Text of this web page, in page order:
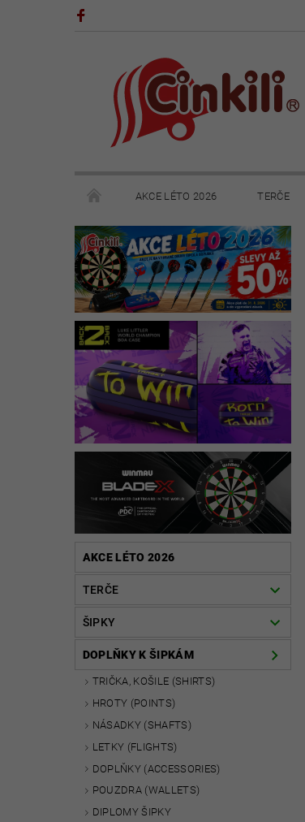
AKCE LÉTO 2026 TERČE
POHÁRY A TROFEJE VÝPRODEJ
KONTAKTY NAPIŠTE NÁM
AKCE LÉTO 2026
TERČE
ŠIPKY
DOPLŇKY K ŠIPKÁM
TRIČKA, KOŠILE (SHIRTS)
HROTY (POINTS)
NÁSADKY (SHAFTS)
LETKY (FLIGHTS)
DOPLŇKY (ACCESSORIES)
POUZDRA (WALLETS)
DIPLOMY ŠIPKY